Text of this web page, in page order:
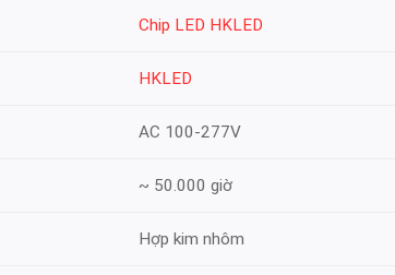
Chip LED HKLED
HKLED
AC 100-277V
~ 50.000 giờ
Hợp kim nhôm